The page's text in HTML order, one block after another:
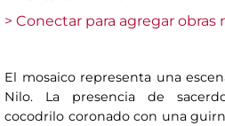
> Conectar para agregar obras
El mosaico representa una
Nilo. La presencia de
cocodrilo coronado con una